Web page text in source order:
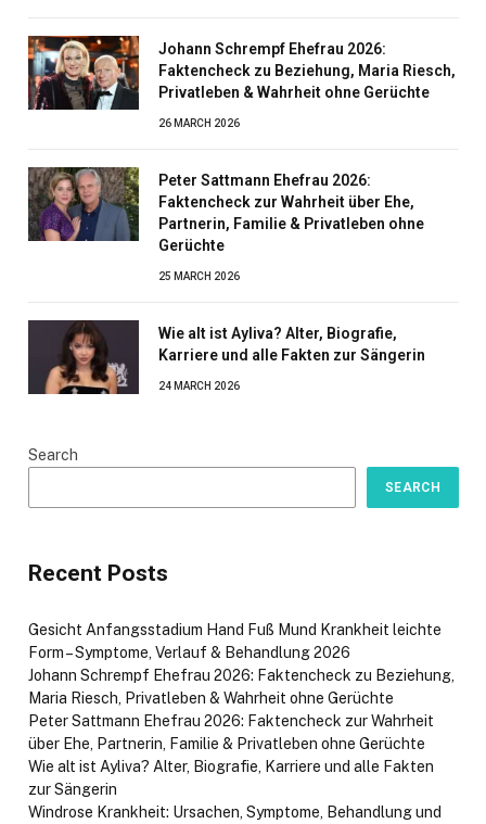
Johann Schrempf Ehefrau 2026:
Faktencheck zu Beziehung, Maria Riesch,
Privatleben & Wahrheit ohne Gerüchte
26 MARCH 2026
Peter Sattmann Ehefrau 2026:
Faktencheck zur Wahrheit über Ehe,
Partnerin, Familie & Privatleben ohne
Gerüchte
25 MARCH 2026
Wie alt ist Ayliva? Alter, Biografie,
Karriere und alle Fakten zur Sängerin
24 MARCH 2026
Search
SEARCH
Recent Posts
Gesicht Anfangsstadium Hand Fuß Mund Krankheit leichte
Form – Symptome, Verlauf & Behandlung 2026
Johann Schrempf Ehefrau 2026: Faktencheck zu Beziehung,
Maria Riesch, Privatleben & Wahrheit ohne Gerüchte
Peter Sattmann Ehefrau 2026: Faktencheck zur Wahrheit
über Ehe, Partnerin, Familie & Privatleben ohne Gerüchte
Wie alt ist Ayliva? Alter, Biografie, Karriere und alle Fakten
zur Sängerin
Windrose Krankheit: Ursachen, Symptome, Behandlung und